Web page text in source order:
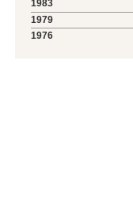
1983
1979
1976